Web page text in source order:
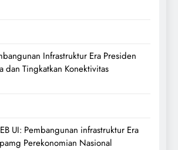
Infrastruktur Era Presiden
dan Tingkatkan Konektivitas
UI: Pembangunan infrastruktur Era
Perekonomian Nasional